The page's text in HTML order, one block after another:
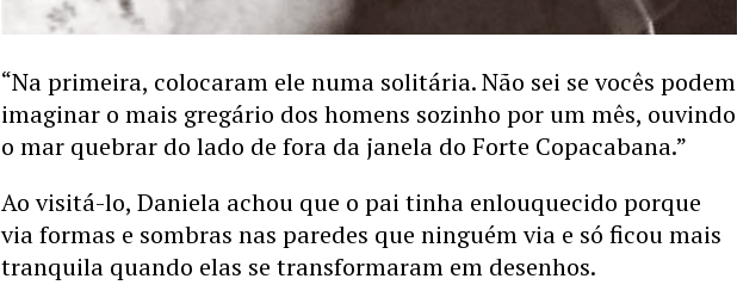
“Na primeira, colocaram ele numa solitária. Não sei se vocês podem
imaginar o mais gregário dos homens sozinho por um mês, ouvindo
o mar quebrar do lado de fora da janela do Forte Copacabana.”
Ao visitá-lo, Daniela achou que o pai tinha enlouquecido porque
via formas e sombras nas paredes que ninguém via e só ficou mais
tranquila quando elas se transformaram em desenhos.